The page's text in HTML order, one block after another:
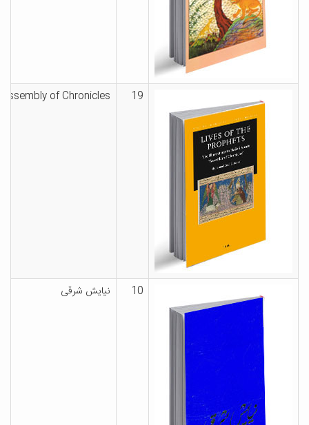
19
of Chronicles
10 نیایش شرقی